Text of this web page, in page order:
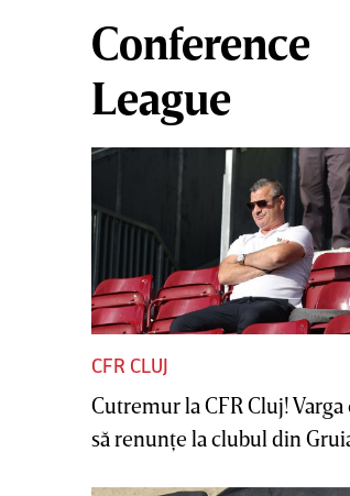
Conference
League
CFR CLUJ
Cutremur la CFR Cluj! Varga
să renunţe la clubul din